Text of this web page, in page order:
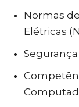
Normas
Elétricas